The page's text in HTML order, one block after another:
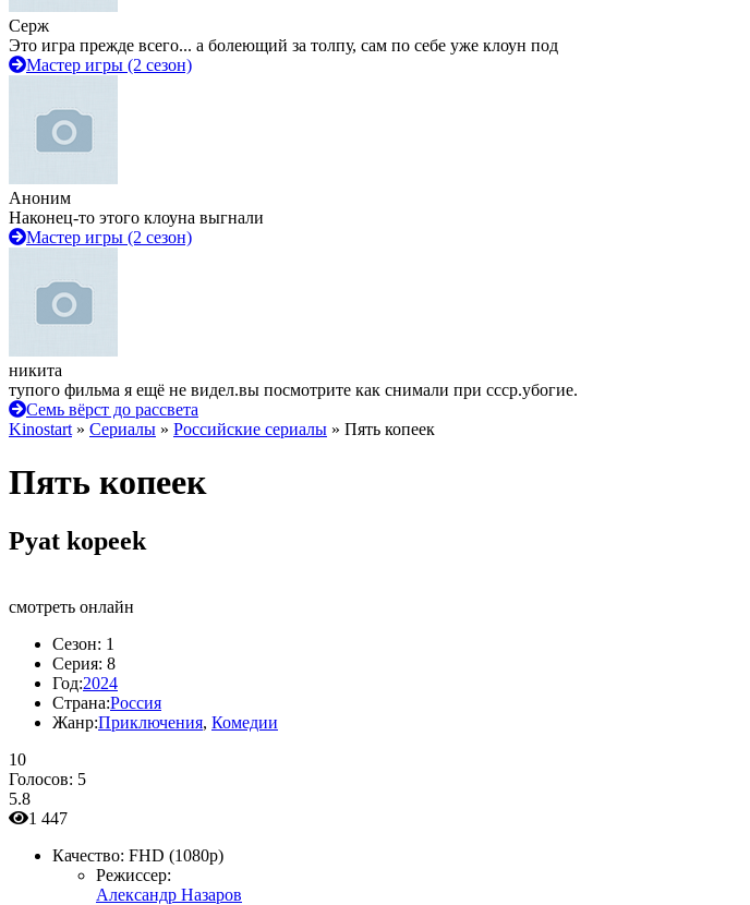
Серж
Это игра прежде всего... а болеющий за толпу, сам по себе уже клоун под
Мастер игры (2 сезон)
Аноним
Наконец-то этого клоуна выгнали
Мастер игры (2 сезон)
никита
тупого фильма я ещё не видел.вы посмотрите как снимали при ссср.убогие.
Семь вёрст до рассвета
Kinostart » Сериалы » Российские сериалы » Пять копеек
Пять копеек
Pyat kopeek
смотреть онлайн
Сезон: 1
Серия: 8
Год:2024
Страна:Россия
Жанр:Приключения, Комедии
10
Голосов: 5
5.8
1 447
Качество: FHD (1080p)
Режиссер:
Александр Назаров